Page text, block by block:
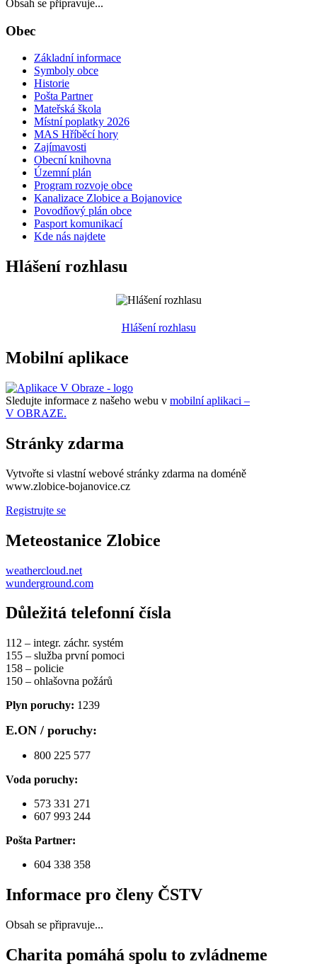
Obsah se připravuje...
Obec
Základní informace
Symboly obce
Historie
Pošta Partner
Mateřská škola
Místní poplatky 2026
MAS Hříběcí hory
Zajímavosti
Obecní knihovna
Územní plán
Program rozvoje obce
Kanalizace Zlobice a Bojanovice
Povodňový plán obce
Pasport komunikací
Kde nás najdete
Hlášení rozhlasu
Hlášení rozhlasu
Mobilní aplikace
Sledujte informace z našeho webu v mobilní aplikaci –
V OBRAZE.
Stránky zdarma
Vytvořte si vlastní webové stránky zdarma na doméně
www.zlobice-bojanovice.cz
Registrujte se
Meteostanice Zlobice
weathercloud.net
wunderground.com
Důležitá telefonní čísla
112 – integr. záchr. systém
155 – služba první pomoci
158 – policie
150 – ohlašovna požárů
Plyn poruchy: 1239
E.ON / poruchy:
800 225 577
Voda poruchy:
573 331 271
607 993 244
Pošta Partner:
604 338 358
Informace pro členy ČSTV
Obsah se připravuje...
Charita pomáhá spolu to zvládneme